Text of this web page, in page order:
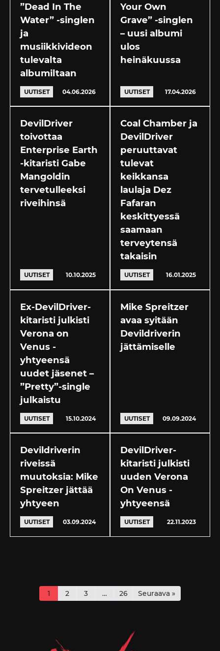
”Dead In The
Water” -singlen
ja
musiikkivideon
tulevalta
albumiltaan
UUTISET 04.06.2026
Your Own
Grave” -singlen
– uusi albumi
ulos
heinäkuussa
UUTISET 17.04.2026
DevilDriver
toivottaa
Enterprise Earth
-kitaristi Gabe
Mangoldin
tervetulleeksi
riveihinsä
UUTISET 10.10.2025
Coal Chamber ja
DevilDriver
peruuttavat
tulevat
keikkansa
laulaja Dez
Fafaran
keskittyessä
saamaan
terveytensä
takaisin
UUTISET 16.01.2025
Ex-DevilDriver-
kitaristi julkisti
Verona on
Venus -
yhtyeensä
uudet jäsenet –
”Pretty”-single
julkaistu
UUTISET 15.10.2024
Mike Spreitzer
avaa syitään
Devildriverin
jättämiselle
UUTISET 09.09.2024
Devildriverin
riveissä
muutoksia: Mike
Spreitzer jättää
yhtyeen
UUTISET 03.09.2024
DevilDriver-
kitaristi julkisti
uuden Verona
On Venus -
yhtyeensä
UUTISET 22.11.2023
1 2 3 … 26 Seuraava »